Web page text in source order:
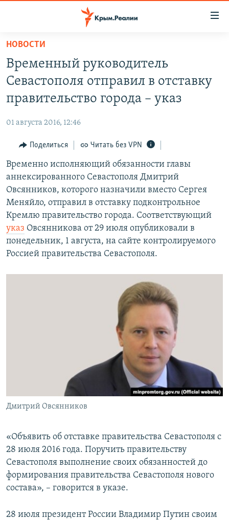
Вернуться
основному
содержанию
главной
навигации
Вернутся
поиску
СПЕЦПРОЕКТЫ
11 ЛЕТ ОККУПАЦИИ КРЫМА. 11 ИСТОРИЙ СОПРОТИВЛЕНИЯ
ЕЩЕ
ИНТЕРАКТИВ
ИНФОГРАФИКА
ТЕЛЕПРОЕКТ КРЫМ.РЕАЛИИ
СОВЕТЫ ПРАВОЗАЩИТНИКОВ
ПРОПАВШИЕ БЕЗ ВЕСТИ
ПОБЕДИТЕЛЕЙ НЕ СУДЯТ?
КРЫМ.НЕПОКОРЕННЫЙ
ELIFBE
РАДІО СВОБОДА
КАК ОБОЙТИ БЛОКИРОВКУ
Українською
Qırımtatar
ПРИСОЕДИНЯЙТЕСЬ!
НОВОСТИ
Временный руководитель
Севастополя отправил в отставку
правительство города – указ
01 августа 2016, 12:46
Поделиться Читать без VPN
Временно исполняющий обязанности главы
аннексированного Севастополя Дмитрий
Овсянников, которого назначили вместо Сергея
Меняйло, отправил в отставку подконтрольное
Кремлю правительство города. Соответствующий
указ Овсянникова от 29 июля опубликовали в
понедельник, 1 августа, на сайте контролируемого
Россией правительства Севастополя.
Дмитрий Овсянников
«Объявить об отставке правительства Севастополя с
28 июля 2016 года. Поручить правительству
Севастополя выполнение своих обязанностей до
формирования правительства Севастополя нового
состава», – говорится в указе.
28 июля президент России Владимир Путин своим